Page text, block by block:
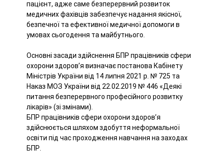
пацієнт, адже саме безперервний розвиток
медичних фахівців забезпечує надання якісної,
безпечної та ефективної медичної допомоги в
умовах сьогодення та майбутнього.
Основні засади здійснення БПР працівників сфери
охорони здоров’я визначає постанова Кабінету
Міністрів України від 14 липня 2021 р. № 725 та
Наказ МОЗ України від 22.02.2019 № 446 «Деякі
питання безперервного професійного розвитку
лікарів» (зі змінами).
БПР працівників сфери охорони здоров’я
здійснюється шляхом здобуття неформальної
освіти під час проходження навчання на заходах
БПР.